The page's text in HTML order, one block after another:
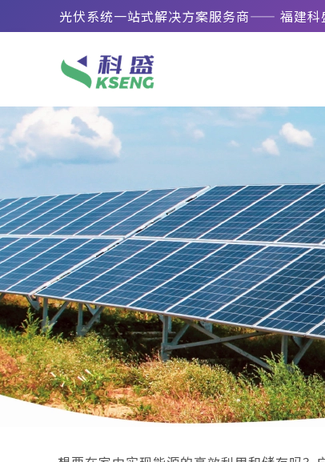
光伏系统一站式解决方案服务商—— 福建科